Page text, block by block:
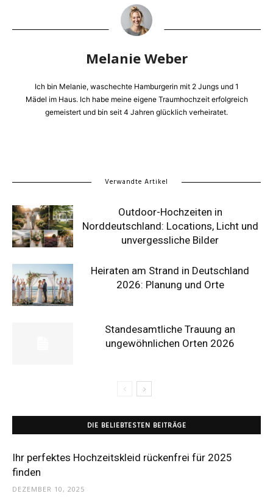
Melanie Weber
Ich bin Melanie, waschechte Hamburgerin mit 2 Jungs und 1
Mädel im Haus. Ich habe meine eigene Traumhochzeit erfolgreich
gemeistert und bin seit 4 Jahren glücklich verheiratet.
Verwandte Artikel
Outdoor-Hochzeiten in
Norddeutschland: Locations, Licht und
unvergessliche Bilder
Heiraten am Strand in Deutschland
2026: Planung und Orte
Standesamtliche Trauung an
ungewöhnlichen Orten 2026
DIE BELIEBTESTEN BEITRÄGE
Ihr perfektes Hochzeitskleid rückenfrei für 2025
finden
DEZEMBER 10, 2025